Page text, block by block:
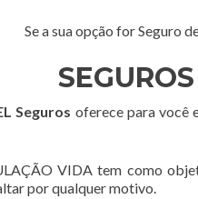
Se a sua opção for Seguro
Seguros oferece para você
VIDA tem como
por qualquer motivo.